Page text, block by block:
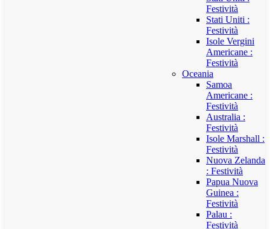
Festività
Stati Uniti :
Festività
Isole Vergini
Americane :
Festività
Oceania
Samoa
Americane :
Festività
Australia :
Festività
Isole Marshall :
Festività
Nuova Zelanda
: Festività
Papua Nuova
Guinea :
Festività
Palau :
Festività